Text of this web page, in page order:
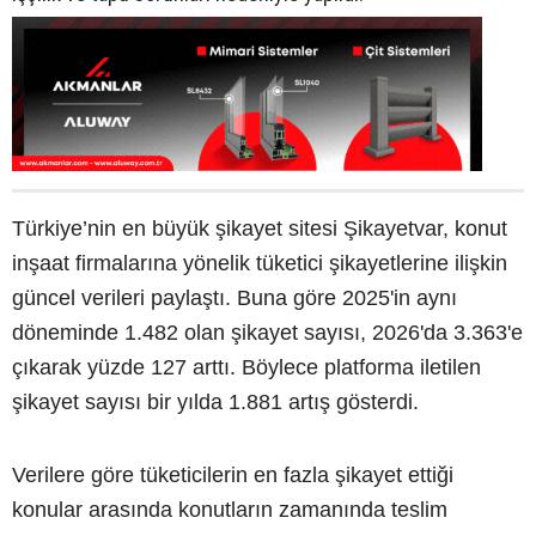
Türkiye’nin en büyük şikayet sitesi Şikayetvar, konut
inşaat firmalarına yönelik tüketici şikayetlerine ilişkin
güncel verileri paylaştı. Buna göre 2025'in aynı
döneminde 1.482 olan şikayet sayısı, 2026'da 3.363'e
çıkarak yüzde 127 arttı. Böylece platforma iletilen
şikayet sayısı bir yılda 1.881 artış gösterdi.
Verilere göre tüketicilerin en fazla şikayet ettiği
konular arasında konutların zamanında teslim